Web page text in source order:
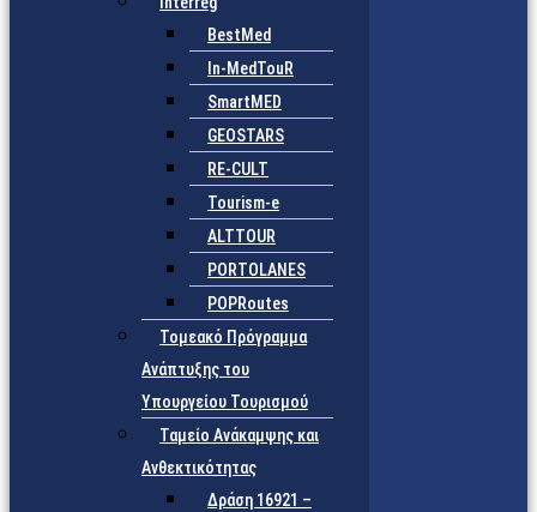
BestMed
In-MedTouR
SmartMED
GEOSTARS
RE-CULT
Tourism-e
ALTTOUR
PORTOLANES
POPRoutes
Τομεακό Πρόγραμμα
Ανάπτυξης του
Υπουργείου Τουρισμού
Ταμείο Ανάκαμψης και
Ανθεκτικότητας
Δράση 16921 –